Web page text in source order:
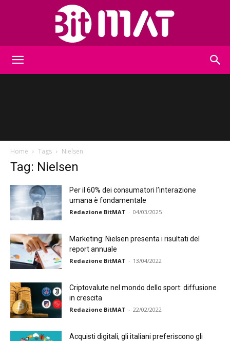
Home Tags Nielsen
Tag: Nielsen
Per il 60% dei consumatori l’interazione
umana è fondamentale
Redazione BitMAT - 04/03/2025
Marketing: Nielsen presenta i risultati del
report annuale
Redazione BitMAT - 13/04/2022
Criptovalute nel mondo dello sport: diffusione
in crescita
Redazione BitMAT - 22/02/2022
Acquisti digitali, gli italiani preferiscono gli